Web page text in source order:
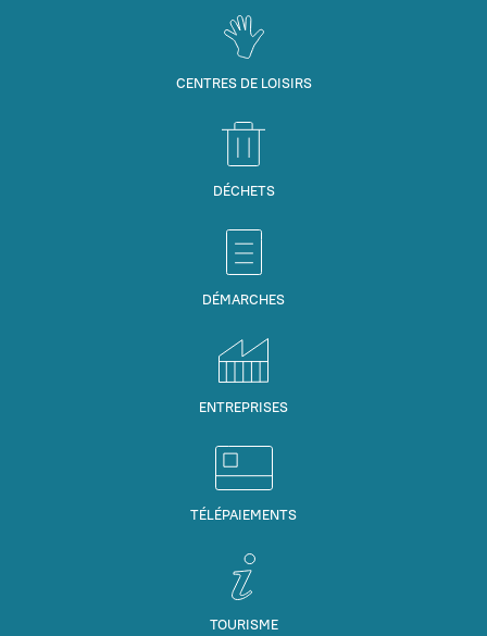
CENTRES DE LOISIRS
DÉCHETS
DÉMARCHES
ENTREPRISES
TÉLÉPAIEMENTS
TOURISME